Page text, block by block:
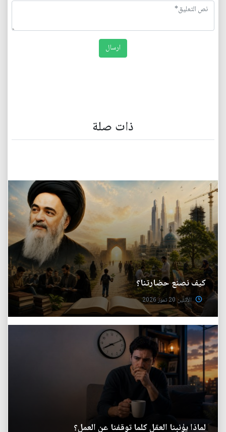
ذات صلة
كيف نصنع حضارتنا؟
الأثنين 20 تموز 2026
لماذا يؤنبنا العقل كلما توقفنا عن العمل؟